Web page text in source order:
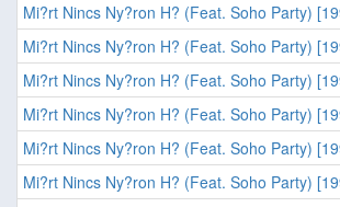
Mi?rt Nincs Ny?ron H? (Feat. Soho Party)
Mi?rt Nincs Ny?ron H? (Feat. Soho Party)
Mi?rt Nincs Ny?ron H? (Feat. Soho Party)
Mi?rt Nincs Ny?ron H? (Feat. Soho Party)
Mi?rt Nincs Ny?ron H? (Feat. Soho Party)
Mi?rt Nincs Ny?ron H? (Feat. Soho Party)